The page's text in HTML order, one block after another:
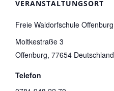
VERANSTALTUNGSORT
Freie Waldorfschule Offenburg
Moltkestraße 3
Offenburg, 77654 Deutschland
Telefon